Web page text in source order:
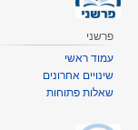
פרשני
עמוד ראשי
שינויים אחרונים
שאלות פתוחות